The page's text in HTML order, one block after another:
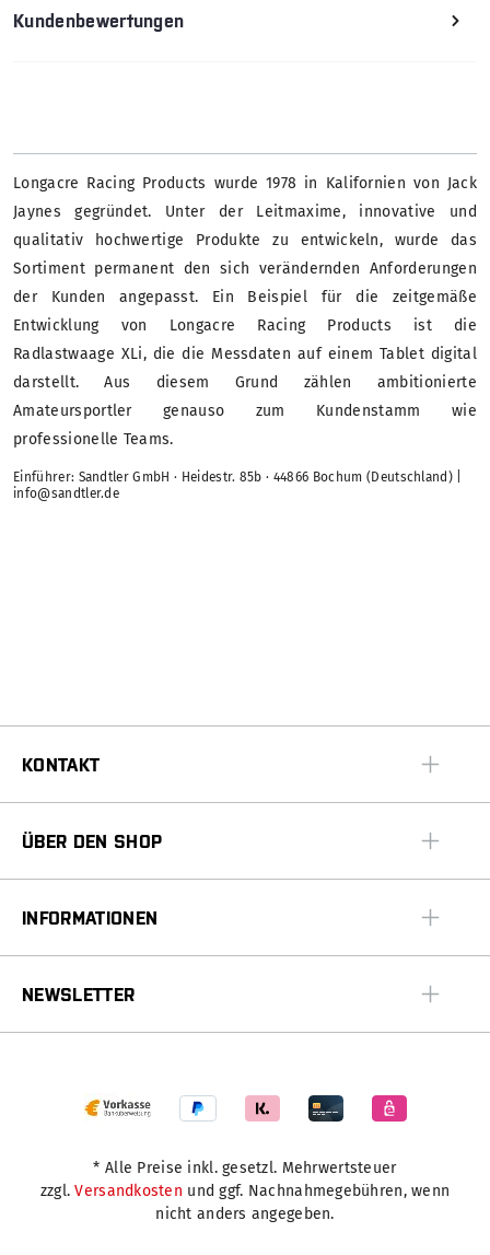
Kundenbewertungen
Longacre Racing Products wurde 1978 in Kalifornien von Jack
Jaynes gegründet. Unter der Leitmaxime, innovative und
qualitativ hochwertige Produkte zu entwickeln, wurde das
Sortiment permanent den sich verändernden Anforderungen
der Kunden angepasst. Ein Beispiel für die zeitgemäße
Entwicklung von Longacre Racing Products ist die
Radlastwaage XLi, die die Messdaten auf einem Tablet digital
darstellt. Aus diesem Grund zählen ambitionierte
Amateursportler genauso zum Kundenstamm wie
professionelle Teams.
Einführer: Sandtler GmbH · Heidestr. 85b · 44866 Bochum (Deutschland) |
info@sandtler.de
KONTAKT
ÜBER DEN SHOP
INFORMATIONEN
NEWSLETTER
* Alle Preise inkl. gesetzl. Mehrwertsteuer
zzgl.Versandkosten und ggf. Nachnahmegebühren, wenn
nicht anders angegeben.